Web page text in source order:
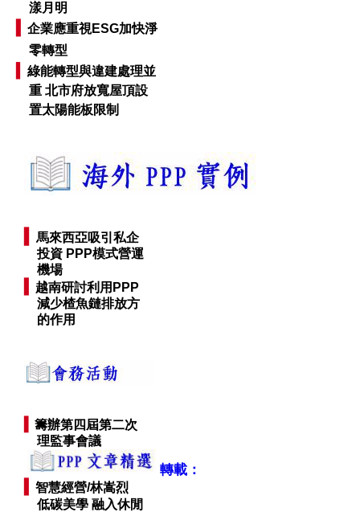
漾月明
企業應重視ESG加快淨
零轉型
綠能轉型與違建處理並
重 北市府放寬屋頂設
置太陽能板限制
馬來西亞吸引私企
投資 PPP模式營運
機場
越南研討利用PPP
減少楂魚鏈排放方
的作用
籌辦第四屆第二次
理監事會議
轉載：
智慧經營/林嵩烈
低碳美學 融入休閒